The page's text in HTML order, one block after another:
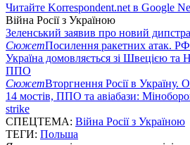
Читайте Korrespondent.net в Google
Війна Росії з Україною
Зеленський заявив про новий
СюжетПосилення ракетних атак.
Україна домовляється зі Швецією та
ППО
СюжетВторгнення Росії в Україну.
14 мостів, ППО та авіабази:
strike
СПЕЦТЕМА: Війна Росії з Україною
ТЕГИ: Польша